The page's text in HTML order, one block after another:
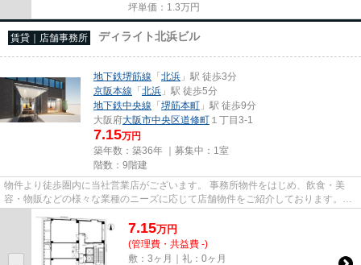
坪単価： 1.3万円
賃貸｜店舗事務所 ディライト北浜ビル
地下鉄堺筋線 「北浜 」駅 徒歩3分
京阪本線 「北浜 」駅 徒歩5分
地下鉄中央線 「堺筋本町 」駅 徒歩9分
大阪府大阪市中央区道修町 １丁目3-1
7.15万円
築年数：築36年 ｜募集中： 1室
階数：9階建
物件より徒歩圏内に当社営業店がございます。 事務所物件をはじめ、飲食・美
容・物販などの様々な業種のニーズに応じて店舗物件をご紹介しております。
尚、弊社ではおとり広告は一切...
7.15万円
(管理費・共益費 -)
敷：3ヶ月｜礼：0ヶ月